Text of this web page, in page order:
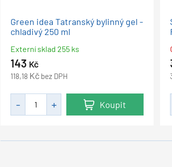
Green idea Tatranský bylinný gel -
chladivý 250 ml
Externí sklad 255 ks
143 Kč
118,18 Kč bez DPH
Koupit